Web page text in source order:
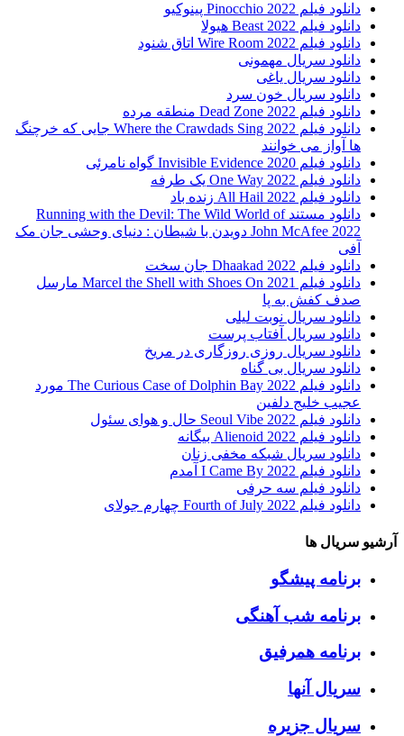
دانلود فیلم Pinocchio 2022 پینوکیو
دانلود فیلم Beast 2022 هیولا
دانلود فیلم Wire Room 2022 اتاق شنود
دانلود سریال مهمونی
دانلود سریال یاغی
دانلود سریال خون سرد
دانلود فیلم 2022 Dead Zone منطقه مرده
دانلود فیلم Where the Crawdads Sing 2022 جایی که خرچنگ
ها آواز می خوانند
دانلود فیلم 2020 Invisible Evidence گواه نامرئی
دانلود فیلم One Way 2022 یک طرفه
دانلود فیلم All Hail 2022 زنده باد
دانلود مستند Running with the Devil: The Wild World of
John McAfee 2022 دویدن با شیطان : دنیای وحشی جان مک
آفی
دانلود فیلم Dhaakad 2022 جان سخت
دانلود فیلم Marcel the Shell with Shoes On 2021 مارسل
صدف کفش به پا
دانلود سریال نوبت لیلی
دانلود سریال آفتاب پرست
دانلود سریال روزی روزگاری در مریخ
دانلود سریال بی گناه
دانلود فیلم The Curious Case of Dolphin Bay 2022 مورد
عجیب خلیج دلفین
دانلود فیلم Seoul Vibe 2022 حال و هوای سئول
دانلود فیلم Alienoid 2022 بیگانه
دانلود سریال شبکه مخفی زنان
دانلود فیلم I Came By 2022 آمدم
دانلود فیلم سه حرفی
دانلود فیلم Fourth of July 2022 چهارم جولای
آرشیو سریال ها
برنامه پیشگو
برنامه شب آهنگی
برنامه همرفیق
سریال آنها
سریال جزیره